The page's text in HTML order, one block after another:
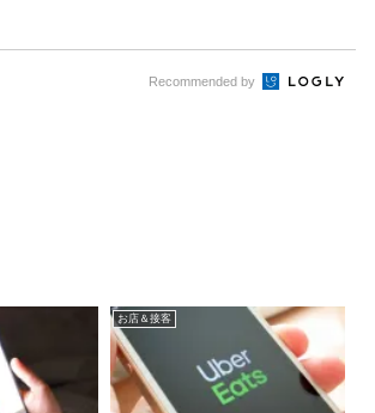
Recommended by
お店＆接客